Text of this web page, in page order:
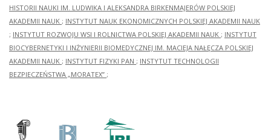
HISTORII NAUKI IM. LUDWIKA I ALEKSANDRA BIRKENMAJERÓW POLSKIEJ
AKADEMII NAUK ; INSTYTUT NAUK EKONOMICZNYCH POLSKIEJ AKADEMII NAUK
; INSTYTUT ROZWOJU WSI I ROLNICTWA POLSKIEJ AKADEMII NAUK ; INSTYTUT
BIOCYBERNETYKI I INŻYNIERII BIOMEDYCZNEJ IM. MACIEJA NAŁĘCZA POLSKIEJ
AKADEMII NAUK ; INSTYTUT FIZYKI PAN ; INSTYTUT TECHNOLOGII
BEZPIECZEŃSTWA „MORATEX” ;